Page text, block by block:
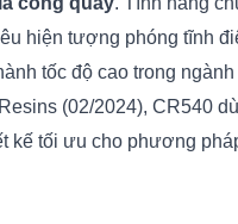
hiện tượng phóng tĩnh
tốc độ cao trong
(02/2024), CR540
tối ưu cho phương